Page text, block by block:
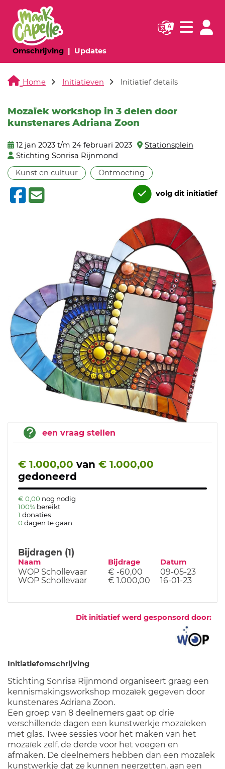
Omschrijving(huidige pagina)
Updates(huidige pagina)
Navigatie
Home Initiatieven Initiatief details
Mozaïek workshop in 3 delen door
kunstenares Adriana Zoon
12 jan 2023 t/m 24 februari 2023
Stationsplein
Stichting Sonrisa Rijnmond
Kunst en cultuur
Ontmoeting
volg dit initiatief
een vraag stellen
€ 1.000,00 van € 1.000,00
gedoneerd
€ 0,00 nog nodig
100% bereikt
1 donaties
0 dagen te gaan
Bijdragen (1)
Naam Bijdrage Datum
WOP Schollevaar € -60,00
09-05-23
WOP Schollevaar
€ 1.000,00 16-01-23
Dit initiatief werd gesponsord door:
Initiatiefomschrijving
Stichting Sonrisa Rijnmond organiseert graag een
kennismakingsworkshop mozaïek gegeven door
kunstenares Adriana Zoon.
Een groep van 8 deelnemers gaat op drie
verschillende dagen een kunstwerkje mozaïeken
met glas. Twee sessies voor het maken van het
mozaïek zelf, de derde voor het voegen en
afmaken. De deelnemers hebben dan een mozaïek
kunstwerkje dat ze kunnen neerzetten, aan een